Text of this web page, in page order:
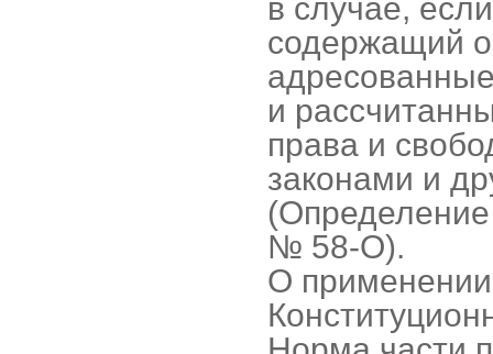
в случае,
содержащий
и
права и
законами и
№ 58-О).
О